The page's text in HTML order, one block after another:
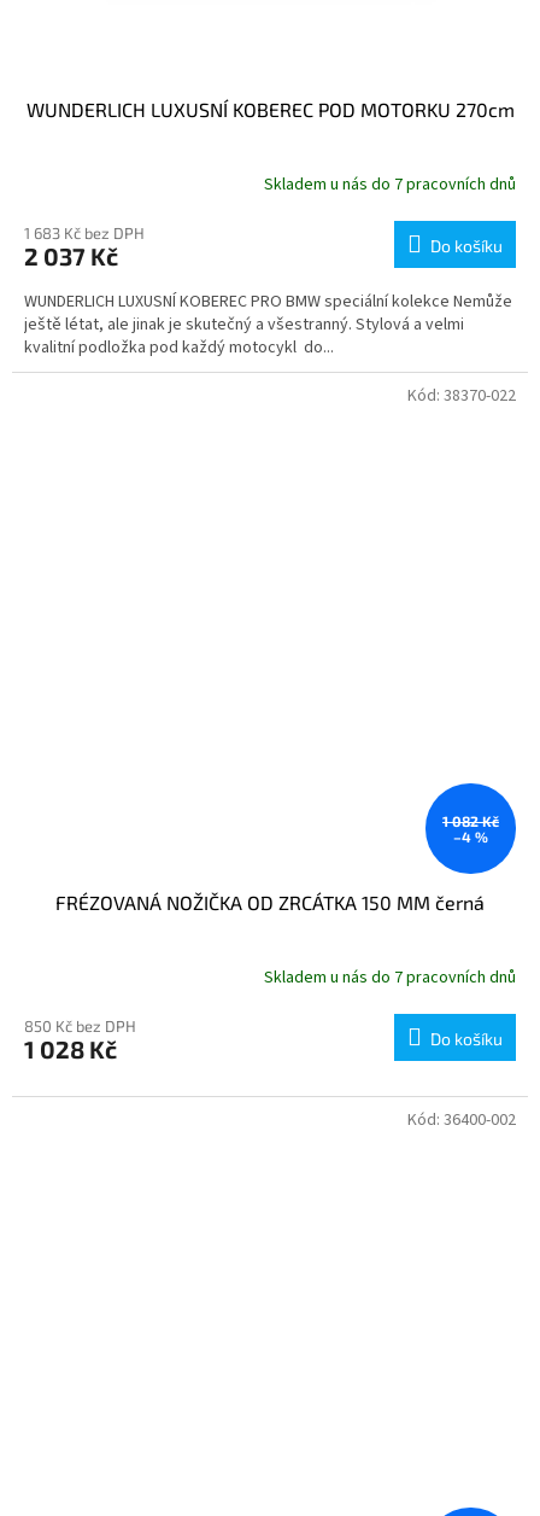
WUNDERLICH LUXUSNÍ KOBEREC POD MOTORKU 270cm
Skladem u nás do 7 pracovních dnů
1 683 Kč bez DPH
2 037 Kč Do košíku
WUNDERLICH LUXUSNÍ KOBEREC PRO BMW speciální kolekce Nemůže
ještě létat, ale jinak je skutečný a všestranný. Stylová a velmi
kvalitní podložka pod každý motocykl do...
1 082 Kč
–4 %
FRÉZOVANÁ NOŽIČKA OD ZRCÁTKA 150 MM černá
Skladem u nás do 7 pracovních dnů
850 Kč bez DPH
1 028 Kč Do košíku
Kód: 38370-022
Kód: 36400-002